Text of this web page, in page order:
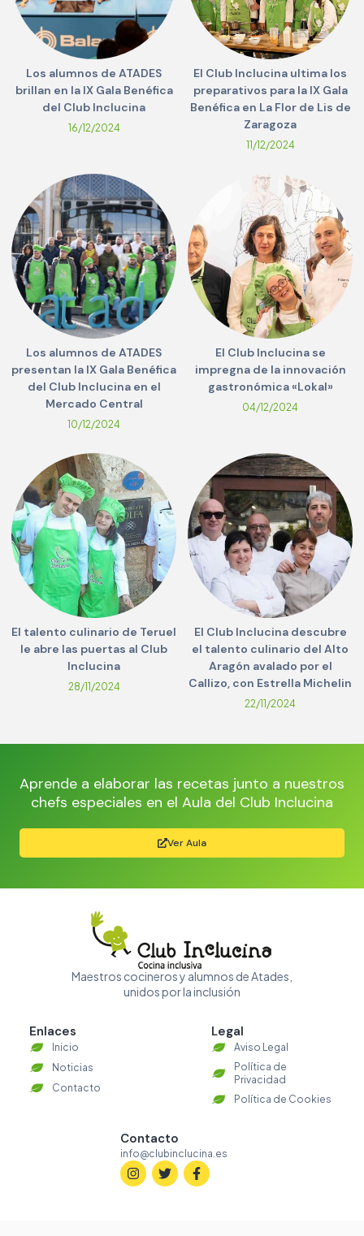
Los alumnos de ATADES
brillan en la IX Gala Benéfica
del Club Inclucina
16/12/2024
El Club Inclucina ultima los
preparativos para la IX Gala
Benéfica en La Flor de Lis de
Zaragoza
11/12/2024
Los alumnos de ATADES
presentan la IX Gala Benéfica
del Club Inclucina en el
Mercado Central
10/12/2024
El Club Inclucina se
impregna de la innovación
gastronómica «Lokal»
04/12/2024
El talento culinario de Teruel
le abre las puertas al Club
Inclucina
28/11/2024
El Club Inclucina descubre
el talento culinario del Alto
Aragón avalado por el
Callizo, con Estrella Michelin
22/11/2024
Aprende a elaborar las recetas junto a nuestros
chefs especiales en el Aula del Club Inclucina
Ver Aula
Maestros cocineros y alumnos de Atades,
unidos por la inclusión
Enlaces
Inicio
Noticias
Contacto
Legal
Aviso Legal
Política de
Privacidad
Política de Cookies
Contacto
info@clubinclucina.es